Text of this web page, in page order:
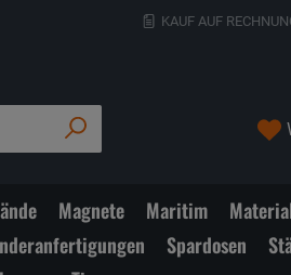
KAUF AUF
Magnete Maritim
Spardosen